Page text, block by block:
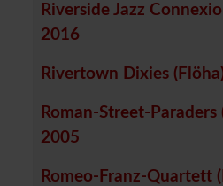
Riverside Jazz
2016
Rivertown Dixies
Roman-Street-
2005
Romeo-Franz-Quartett